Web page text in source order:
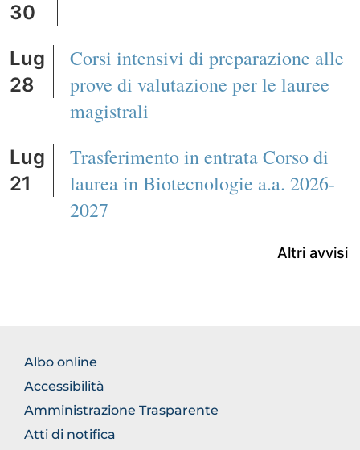
30
Lug
28
Corsi intensivi di preparazione alle
prove di valutazione per le lauree
magistrali
Lug
21
Trasferimento in entrata Corso di
laurea in Biotecnologie a.a. 2026-
2027
Altri avvisi
FOOTER
NORMATIVA
Albo online
Accessibilità
Amministrazione Trasparente
Atti di notifica